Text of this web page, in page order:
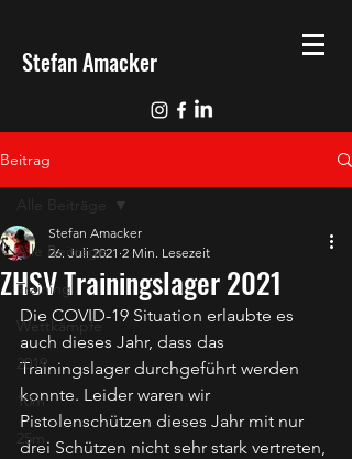
Stefan Amacker
Beitrag
Alle Beiträge
Training
Wettkämpfe
2019
10m
25m
Alle Beiträge
ZHSV Trainingslager 2021
Stefan Amacker
26. Juli 2021 2 Min. Lesezeit
Die COVID-19 Situation erlaubte es
auch dieses Jahr, dass das
Trainingslager durchgeführt werden
konnte. Leider waren wir
Pistolenschützen dieses Jahr mit nur
drei Schützen nicht sehr stark vertreten,